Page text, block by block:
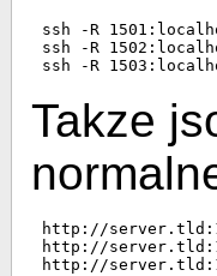
ssh -R
ssh -R
ssh -R
Takze
http://
http://
http://